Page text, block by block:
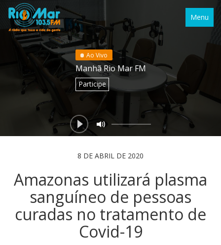
Menu
Ao Vivo
Manhã Rio Mar FM
Participe
8 DE ABRIL DE 2020
Amazonas utilizará plasma
sanguíneo de pessoas
curadas no tratamento de
Covid-19